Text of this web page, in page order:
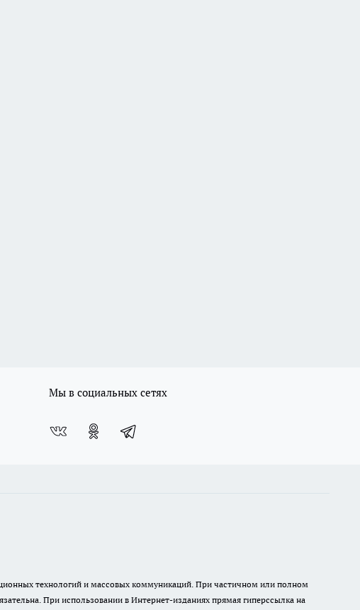
Мы в социальных сетях
технологий и массовых коммуникаций. При частичном или полном
При использовании в Интернет-изданиях прямая гиперссылка на